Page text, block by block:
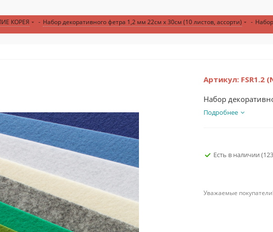
КОРЕЯ - Набор декоративного фетра 1,2 мм 22см х 30см (10 листов, ассорти) -
Артикул: FSR1.2
Набор
Подробнее
Есть в наличии
Уважаемые